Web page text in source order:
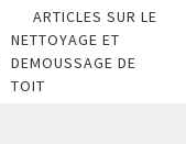
ARTICLES SUR LE
NETTOYAGE ET
DEMOUSSAGE DE
TOIT